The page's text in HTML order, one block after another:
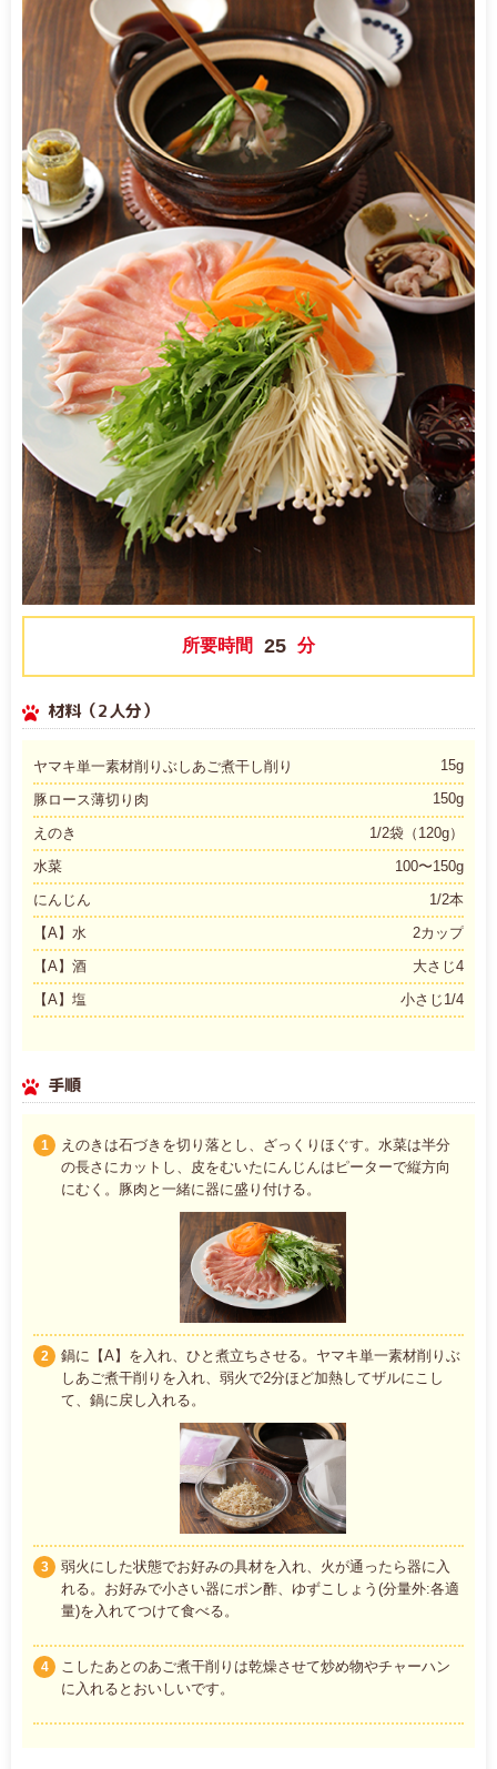
所要時間 25 分
材料（2人分）
ヤマキ単一素材削りぶしあご煮干し削り 15g
豚ロース薄切り肉 150g
えのき
1/2袋（120g）
水菜
100〜150g
にんじん
1/2本
【A】水
2カップ
【A】酒
大さじ4
【A】塩
小さじ1/4
手順
1
えのきは石づきを切り落とし、ざっくりほぐす。水菜は半分
の長さにカットし、皮をむいたにんじんはピーターで縦方向
にむく。豚肉と一緒に器に盛り付ける。
2
鍋に【A】を入れ、ひと煮立ちさせる。ヤマキ単一素材削りぶ
しあご煮干削りを入れ、弱火で2分ほど加熱してザルにこし
て、鍋に戻し入れる。
3
弱火にした状態でお好みの具材を入れ、火が通ったら器に入
れる。お好みで小さい器にポン酢、ゆずこしょう(分量外:各適
量)を入れてつけて食べる。
4
こしたあとのあご煮干削りは乾燥させて炒め物やチャーハン
に入れるとおいしいです。